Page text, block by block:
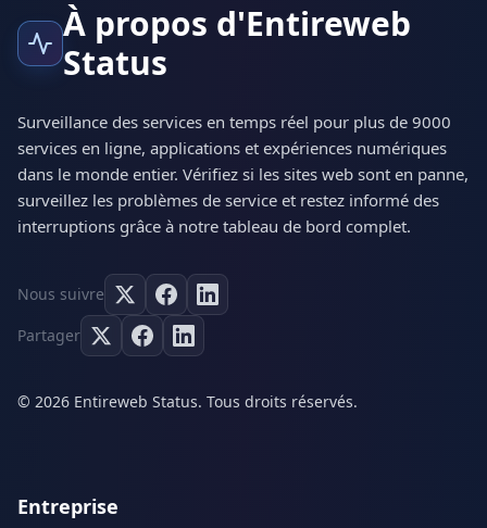
À propos d'Entireweb
Status
Surveillance des services en temps réel pour plus de 9000
services en ligne, applications et expériences numériques
dans le monde entier. Vérifiez si les sites web sont en panne,
surveillez les problèmes de service et restez informé des
interruptions grâce à notre tableau de bord complet.
Nous suivre
Partager
© 2026 Entireweb Status. Tous droits réservés.
Entreprise